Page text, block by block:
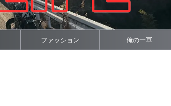
ファッション 俺の一軍